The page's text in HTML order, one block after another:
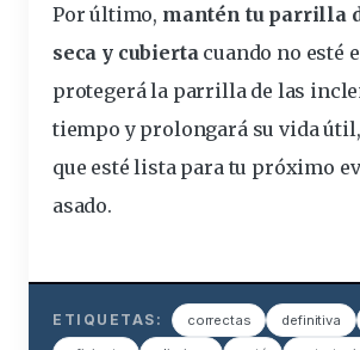
Por último, mantén tu parrilla
seca y cubierta cuando no esté
protegerá la parrilla de las
tiempo y prolongará su vida
que esté lista para tu próximo
asado.
ETIQUETAS: correctas definitiva